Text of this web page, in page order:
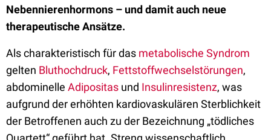
Nebennierenhormons – und damit auch neue
therapeutische Ansätze.
Als charakteristisch für das metabolische Syndrom
gelten Bluthochdruck, Fettstoffwechselstörungen,
abdominelle Adipositas und Insulinresistenz, was
aufgrund der erhöhten kardiovaskulären Sterblichkeit
der Betroffenen auch zu der Bezeichnung „tödliches